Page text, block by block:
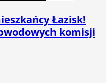
Łazisk!
komisji